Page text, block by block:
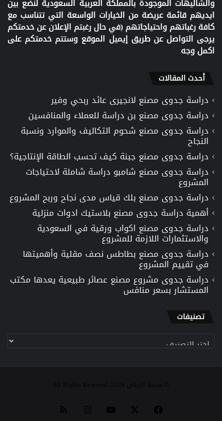
والشاليهات الموجودة بالمملكة العربية السعودية لنضع بين
ايديهم قائمة عريضة من الخيارات الواسعة التي تتناسب مع
كافة رغباتهم واحتياجاتهم (في حال رغبتم الإعلان عن خدمتكم
يرجى التواصل عن طريق إيميل الموقع وستتم خدمتكم على
اكمل وجه
أحدث المقالات
دراسة جدوى مصنع لانجيرى عائد ربحي وفير
دراسة جدوى مصنع بن دراسة للعملاء والمنافسين
دراسة جدوى مصنع شحوم التكاليف والموارد ونسبة
النجاح
دراسة جدوى مصنع جبنة كيف تحسب الطاقة الإنتاجية؟
دراسة جدوى مصنع شامبو دراسة شاملة لاحتياجات
المشروع
دراسة جدوى مصنع بلك قياس مدى نجاح وربح المشروع
أهمية دراسة جدوى مصنع بلاستيك ادوات منزلية
دراسة جدوى مصنع اكواب ورقية في السعودية
والاستثمارات اللازمة للمشروع
دراسة جدوى مصنع بطاطس نصف مقلية وأهميتها
في تقييم المشروع
دراسة جدوى مشروع مصنع عصائر طبيعية يعدها مكتب
المستشار بسعر منافس
تصنيفات
تصنيفات
© مدينة الرياض 2026, All Rights Reserved
فيسبوك ‫YouTube انستقرام